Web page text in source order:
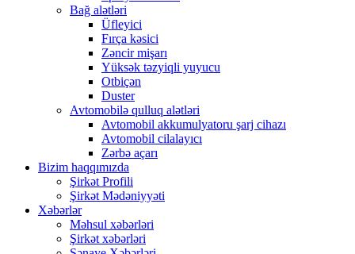
Bağ alətləri
Üfleyici
Fırça kəsici
Zəncir mişarı
Yüksək təzyiqli yuyucu
Otbiçən
Duster
Avtomobilə qulluq alətləri
Avtomobil akkumulyatoru şarj cihazı
Avtomobil cilalayıcı
Zərbə açarı
Bizim haqqımızda
Şirkət Profili
Şirkət Mədəniyyəti
Xəbərlər
Məhsul xəbərləri
Şirkət xəbərləri